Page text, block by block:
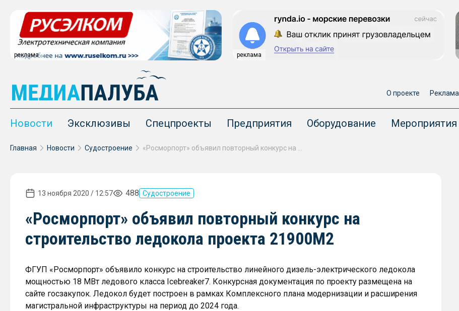
реклама реклама
О проекте Реклама
Новости Эксклюзивы Спецпроекты Предприятия Оборудование Мероприятия
Главная Новости Судостроение
13 ноября 2020 / 12:57 488 Судостроение
«Росморпорт» объявил повторный конкурс на
строительство ледокола проекта 21900М2
ФГУП «Росморпорт» объявило конкурс на строительство линейного дизель-электрического ледокола
мощностью 18 МВт ледового класса Icebreaker7. Конкурсная документация по проекту размещена на
сайте госзакупок. Ледокол будет построен в рамках Комплексного плана модернизации и расширения
магистральной инфраструктуры на период до 2024 года.